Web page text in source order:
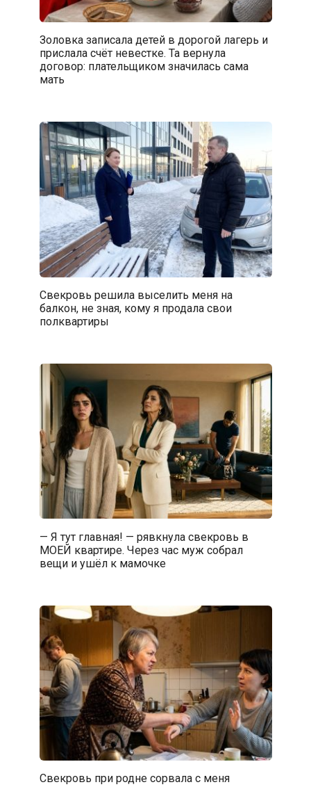
Золовка записала детей в дорогой лагерь и
прислала счёт невестке. Та вернула
договор: плательщиком значилась сама
мать
Свекровь решила выселить меня на
балкон, не зная, кому я продала свои
полквартиры
— Я тут главная! — рявкнула свекровь в
МОЕЙ квартире. Через час муж собрал
вещи и ушёл к мамочке
Свекровь при родне сорвала с меня